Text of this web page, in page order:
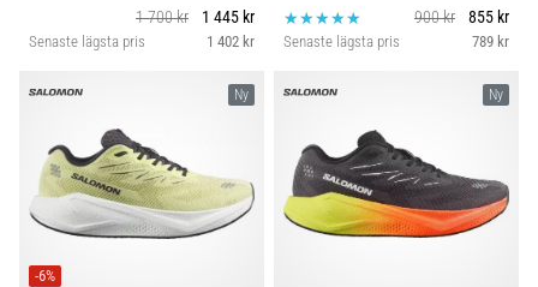
1 700 kr
1 445 kr
Senaste lägsta pris 1 402 kr
900 kr
855 kr
Senaste lägsta pris 789 kr
Ny
-6%
Ny